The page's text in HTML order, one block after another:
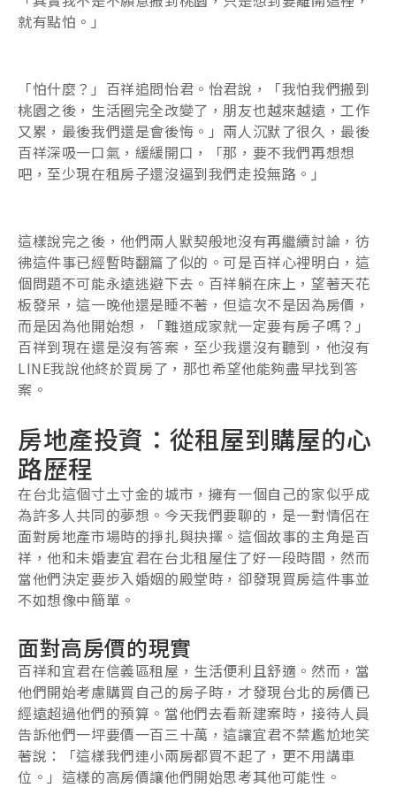
就有點怕。」
「怕什麼？」百祥追問怡君。怡君說，「我怕我們搬到
桃園之後，生活圈完全改變了，朋友也越來越遠，工作
又累，最後我們還是會後悔。」兩人沉默了很久，最後
百祥深吸一口氣，緩緩開口，「那，要不我們再想想
吧，至少現在租房子還沒逼到我們走投無路。」
這樣說完之後，他們兩人默契般地沒有再繼續討論，彷
彿這件事已經暫時翻篇了似的。可是百祥心裡明白，這
個問題不可能永遠逃避下去。百祥躺在床上，望著天花
板發呆，這一晚他還是睡不著，但這次不是因為房價，
而是因為他開始想，「難道成家就一定要有房子嗎？」
百祥到現在還是沒有答案，至少我還沒有聽到，他沒有
LINE我說他終於買房了，那也希望他能夠盡早找到答
案。
房地產投資：從租屋到購屋的心
路歷程
在台北這個寸土寸金的城市，擁有一個自己的家似乎成
為許多人共同的夢想。今天我們要聊的，是一對情侶在
面對房地產市場時的掙扎與抉擇。這個故事的主角是百
祥，他和未婚妻宜君在台北租屋住了好一段時間，然而
當他們決定要步入婚姻的殿堂時，卻發現買房這件事並
不如想像中簡單。
面對高房價的現實
百祥和宜君在信義區租屋，生活便利且舒適。然而，當
他們開始考慮購買自己的房子時，才發現台北的房價已
經遠超過他們的預算。當他們去看新建案時，接待人員
告訴他們一坪要價一百三十萬，這讓宜君不禁尷尬地笑
著說：「這樣我們連小兩房都買不起了，更不用講車
位。」這樣的高房價讓他們開始思考其他可能性。